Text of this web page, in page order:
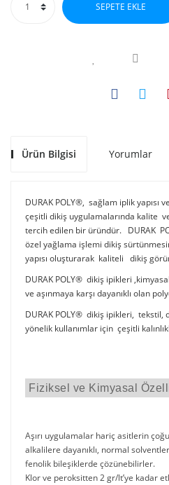
SEPETE EKLE
Ürün Bilgisi Yorumlar
DURAK POLY®, sağlam iplik yapısı
çeşitli dikiş uygulamalarında kalite
tercih edilen bir üründür. DURAK
özel yağlama işlemi dikiş
yapısı oluşturarak kaliteli dikiş
DURAK POLY® dikiş ipikleri
ve aşınmaya karşı dayanıklı olan
DURAK POLY® dikiş ipikleri, tekstil,
yönelik kullanımlar için çeşitli
Fiziksel ve Kimyasal
Aşırı uygulamalar hariç asitlerin
alkalilere dayanıklı, normal
fenolik bileşiklerde çözünebilirler.
Klor ve peroksitten 2 gr/lt’ye kadar